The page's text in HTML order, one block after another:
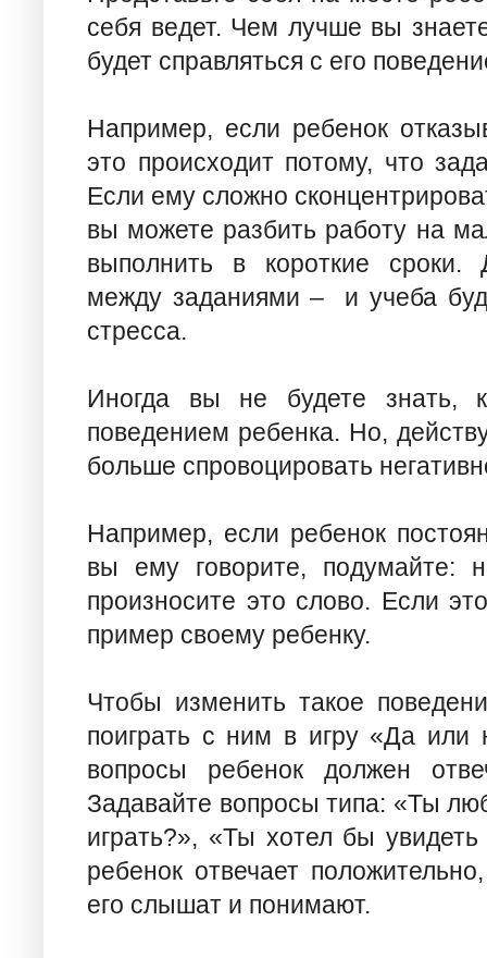
себя ведет. Чем лучше вы
будет справляться с его
Например, если ребенок
это происходит потому, что
Если ему сложно
вы можете разбить работу на
выполнить в короткие
между заданиями – и учеба
стресса.
Иногда вы не будете знать,
поведением ребенка. Но,
больше спровоцировать
Например, если ребенок
вы ему говорите,
произносите это слово. Если
пример своему ребенку.
Чтобы изменить такое
поиграть с ним в игру «Да
вопросы ребенок должен
Задавайте вопросы типа: «Ты
играть?», «Ты хотел бы
ребенок отвечает
его слышат и понимают.